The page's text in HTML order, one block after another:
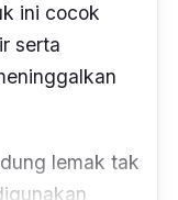
ini cocok
serta
lemak tak